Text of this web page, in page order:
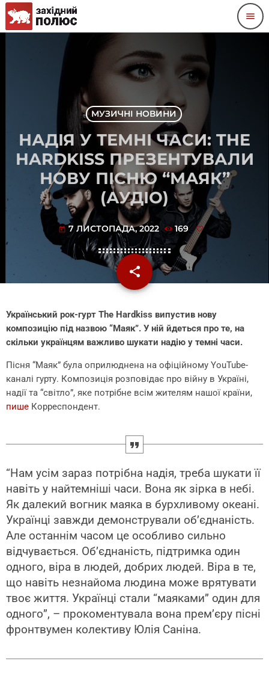
menu
МУЗИЧНІ НОВИНИ
НАДІЯ У ТЕМНІ ЧАСИ: THE
HARDKISS ПРЕЗЕНТУВАЛИ
НОВУ ПІСНЮ “МАЯК”
(АУДІО)
today 7 ЛИСТОПАДА, 2022 169
share
email
Український рок-гурт The Hardkiss випустив нову
композицію під назвою “Маяк”. У ній йдеться про те, на
скільки українцям важливо шукати надію у темні часи.
Пісня “Маяк” була оприлюднена на офіційному YouTube-
каналі гурту. Композиція розповідає про війну в Україні,
надії та “світло”, яке потрібне всім жителям нашої країни,
пише Корреспондент.
“Нам усім зараз потрібна надія, треба шукати її
навіть у найтемніші часи. Вона як зірка в небі.
Як далекий вогник маяка в бурхливому океані.
Українці завжди демонстрували об’єднаність.
Але останнім часом це особливо сильно
відчувається. Об’єднаність, підтримка один
одного, віра в людей, добрих людей. Віра в те,
що навіть незнайома людина може врятувати
твоє життя. Українці стали “маяками” один для
одного”, – прокоментувала вона прем’єру пісні
фронтвумен колективу Юлія Саніна.